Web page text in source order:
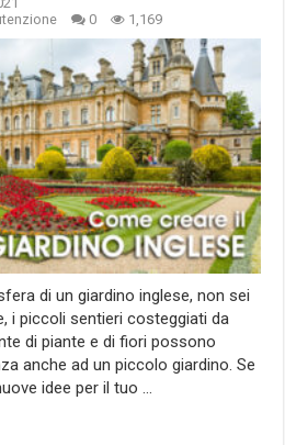
0 1,169
di un giardino inglese, non sei
i piccoli sentieri costeggiati da
di piante e di fiori possono
anche ad un piccolo giardino. Se
idee per il tuo …